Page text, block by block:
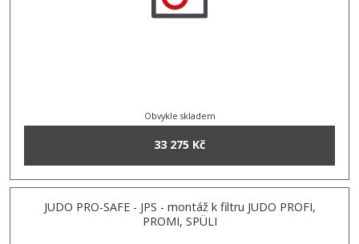
Obvykle skladem
33 275 Kč
JUDO PRO-SAFE - JPS - montáž k filtru JUDO PROFI,
PROMI, SPÜLI